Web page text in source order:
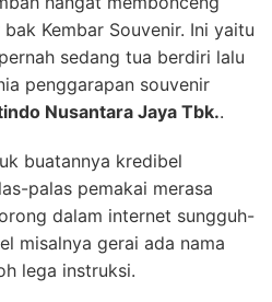
Kembar Souvenir. Ini yaitu
sedang tua berdiri lalu
penggarapan souvenir
Nusantara Jaya Tbk..
buatannya kredibel
palas pemakai merasa
dalam internet sungguh-
misalnya gerai ada nama
lega instruksi.